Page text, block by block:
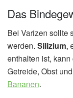
Das
Bei Varizen sollte
werden. Silizium,
enthalten ist,
Getreide, Obst
Bananen.